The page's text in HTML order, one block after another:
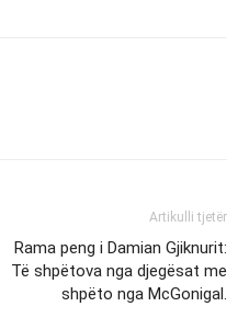
Artikulli tjetër
Rama peng i Damian Gjiknurit:
Të shpëtova nga djegësat me
shpëto nga McGonigal.